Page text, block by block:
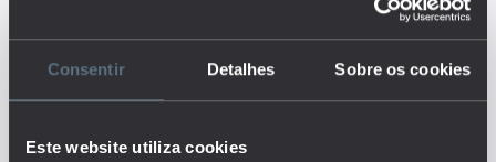
Consentir Detalhes Sobre os cookies
Este website utiliza cookies
pobreza no ano corrente e em,
pelo menos, dois três anos
corresponde a 60% da mediana